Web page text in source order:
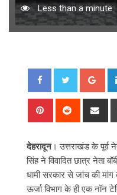
Less than a minute
Pinterest Reddit
देहरादून। उत्तराखंड के पूर्व
सिंह ने विवादित छात्र नेता
धामी सरकार से जांच की मांग
ऊर्जा विभाग के ही एक नॉन